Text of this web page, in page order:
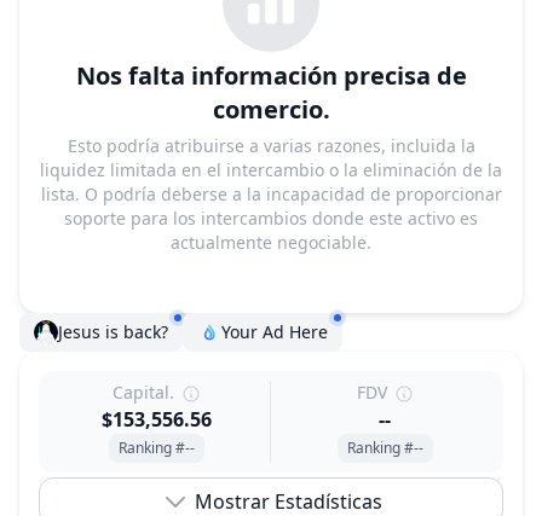
Nos falta información precisa de
comercio.
Esto podría atribuirse a varias razones, incluida la
liquidez limitada en el intercambio o la eliminación de la
lista. O podría deberse a la incapacidad de proporcionar
soporte para los intercambios donde este activo es
actualmente negociable.
Jesus is back? Your Ad Here
Capital.
$153,556.56
Ranking #--
FDV
--
Ranking #--
Mostrar Estadísticas